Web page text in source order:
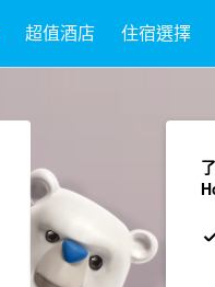
超值酒店 住宿選擇